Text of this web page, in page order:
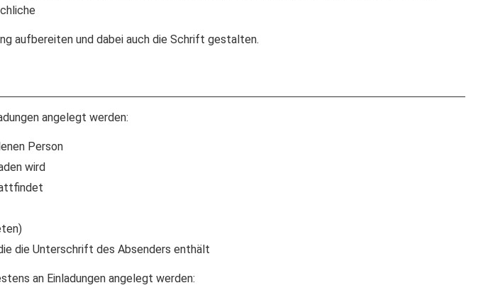
aufbereiten und dabei auch die Schrift gestalten.
angelegt werden:
Person
wird
die Unterschrift des Absenders enthält
an Einladungen angelegt werden: